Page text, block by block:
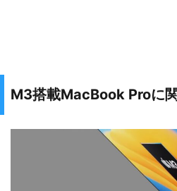
M3搭載MacBook Proに